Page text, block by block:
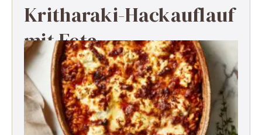
Kritharaki-Hackauflauf
mit Feta